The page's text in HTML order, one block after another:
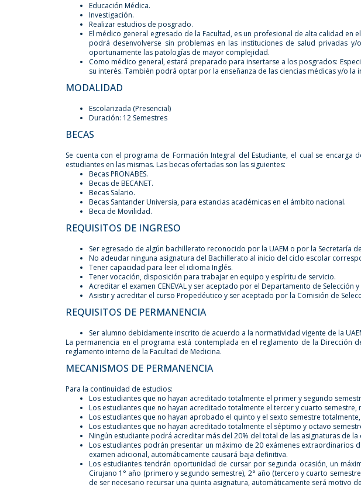
Educación Médica.
Investigación.
Realizar estudios de posgrado.
El médico general egresado de la Facultad, es un profesional de alta calidad
podrá desenvolverse sin problemas en las instituciones de salud privadas
oportunamente las patologías de mayor complejidad.
Como médico general, estará preparado para insertarse a los posgrados:
su interés. También podrá optar por la enseñanza de las ciencias médicas y/o la
MODALIDAD
Escolarizada (Presencial)
Duración: 12 Semestres
BECAS
Se cuenta con el programa de Formación Integral del Estudiante, el cual se
estudiantes en las mismas. Las becas ofertadas son las siguientes:
Becas PRONABES.
Becas de BECANET.
Becas Salario.
Becas Santander Universia, para estancias académicas en el ámbito nacional.
Beca de Movilidad.
REQUISITOS DE INGRESO
Ser egresado de algún bachillerato reconocido por la UAEM o por la Secretaría de
No adeudar ninguna asignatura del Bachillerato al inicio del ciclo escolar
Tener capacidad para leer el idioma Inglés.
Tener vocación, disposición para trabajar en equipo y espíritu de servicio.
Acreditar el examen CENEVAL y ser aceptado por el Departamento de Selección y
Asistir y acreditar el curso Propedéutico y ser aceptado por la Comisión de
REQUISITOS DE PERMANENCIA
Ser alumno debidamente inscrito de acuerdo a la normatividad vigente de la
La permanencia en el programa está contemplada en el reglamento de la Dirección
reglamento interno de la Facultad de Medicina.
MECANISMOS DE PERMANENCIA
Para la continuidad de estudios:
Los estudiantes que no hayan acreditado totalmente el primer y segundo
Los estudiantes que no hayan acreditado totalmente el tercer y cuarto
Los estudiantes que no hayan aprobado el quinto y el sexto semestre
Los estudiantes que no hayan acreditado totalmente el séptimo y octavo
Ningún estudiante podrá acreditar más del 20% del total de las asignaturas de
Los estudiantes podrán presentar un máximo de 20 exámenes
examen adicional, automáticamente causará baja definitiva.
Los estudiantes tendrán oportunidad de cursar por segunda ocasión, un
Cirujano 1° año (primero y segundo semestre), 2° año (tercero y cuarto
de ser necesario recursar una quinta asignatura, automáticamente será motivo